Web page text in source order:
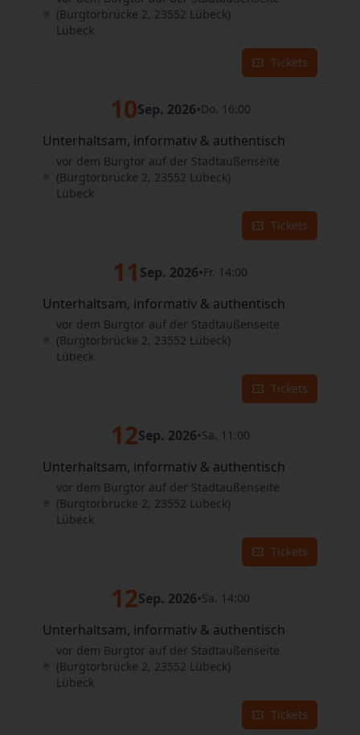
(Burgtorbrücke 2, 23552 Lübeck)
Lübeck
Tickets
10Sep. 2026•Do. 16:00
Unterhaltsam, informativ & authentisch
vor dem Burgtor auf der Stadtaußenseite
(Burgtorbrücke 2, 23552 Lübeck)
Lübeck
Tickets
11 Sep. 2026•Fr. 14:00
Unterhaltsam, informativ & authentisch
vor dem Burgtor auf der Stadtaußenseite
(Burgtorbrücke 2, 23552 Lübeck)
Lübeck
Tickets
12Sep. 2026•Sa. 11:00
Unterhaltsam, informativ & authentisch
vor dem Burgtor auf der Stadtaußenseite
(Burgtorbrücke 2, 23552 Lübeck)
Lübeck
Tickets
12Sep. 2026•Sa. 14:00
Unterhaltsam, informativ & authentisch
vor dem Burgtor auf der Stadtaußenseite
(Burgtorbrücke 2, 23552 Lübeck)
Lübeck
Tickets